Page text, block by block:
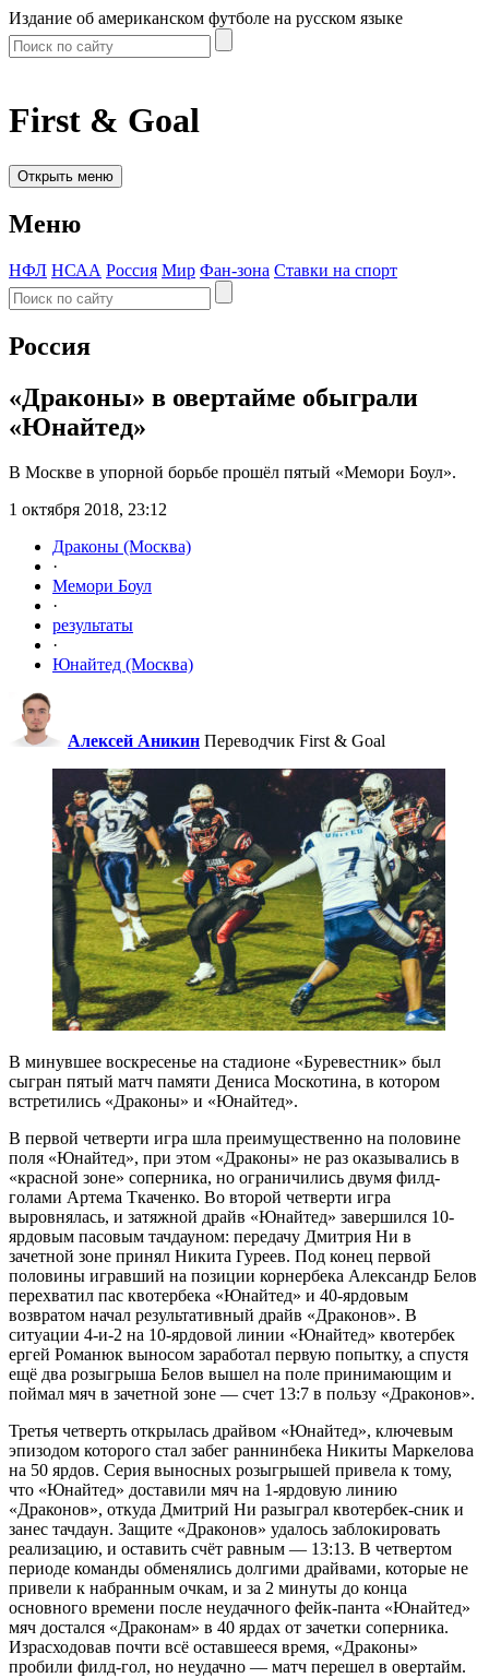
Издание об американском футболе на русском языке
First & Goal
Открыть меню
Меню
НФЛ НСАА Россия Мир Фан-зона Ставки на спорт
Россия
«Драконы» в овертайме обыграли
«Юнайтед»
В Москве в упорной борьбе прошёл пятый «Мемори Боул».
1 октября 2018, 23:12
Драконы (Москва)
·
Мемори Боул
·
результаты
·
Юнайтед (Москва)
Алексей Аникин Переводчик First & Goal
В минувшее воскресенье на стадионе «Буревестник» был
сыгран пятый матч памяти Дениса Москотина, в котором
встретились «Драконы» и «Юнайтед».
В первой четверти игра шла преимущественно на половине
поля «Юнайтед», при этом «Драконы» не раз оказывались в
«красной зоне» соперника, но ограничились двумя филд-
голами Артема Ткаченко. Во второй четверти игра
выровнялась, и затяжной драйв «Юнайтед» завершился 10-
ярдовым пасовым тачдауном: передачу Дмитрия Ни в
зачетной зоне принял Никита Гуреев. Под конец первой
половины игравший на позиции корнербека Александр Белов
перехватил пас квотербека «Юнайтед» и 40-ярдовым
возвратом начал результативный драйв «Драконов». В
ситуации 4-и-2 на 10-ярдовой линии «Юнайтед» квотербек
ергей Романюк выносом заработал первую попытку, а спустя
ещё два розыгрыша Белов вышел на поле принимающим и
поймал мяч в зачетной зоне — счет 13:7 в пользу «Драконов».
Третья четверть открылась драйвом «Юнайтед», ключевым
эпизодом которого стал забег раннинбека Никиты Маркелова
на 50 ярдов. Серия выносных розыгрышей привела к тому,
что «Юнайтед» доставили мяч на 1-ярдовую линию
«Драконов», откуда Дмитрий Ни разыграл квотербек-сник и
занес тачдаун. Защите «Драконов» удалось заблокировать
реализацию, и оставить счёт равным — 13:13. В четвертом
периоде команды обменялись долгими драйвами, которые не
привели к набранным очкам, и за 2 минуты до конца
основного времени после неудачного фейк-панта «Юнайтед»
мяч достался «Драконам» в 40 ярдах от зачетки соперника.
Израсходовав почти всё оставшееся время, «Драконы»
пробили филд-гол, но неудачно — матч перешел в овертайм.